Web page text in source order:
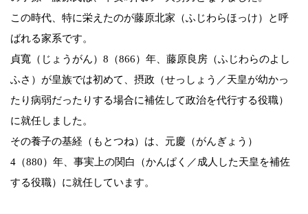
この時代、特に栄えたのが藤原北家（ふじわらほっけ）と呼
ばれる家系です。
貞寬（じょうがん）8（866）年、藤原良房（ふじわらのよし
ふさ）が皇族では初めて、摂政（せっしょう／天皇が幼かっ
たり病弱だったりする場合に補佐して政治を代行する役職）
に就任しました。
その養子の基経（もとつね）は、元慶（がんぎょう）
4（880）年、事実上の関白（かんぱく／成人した天皇を補佐
する役職）に就任しています。